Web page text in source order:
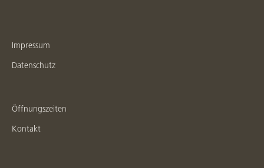
Impressum
Datenschutz
Öffnungszeiten
Kontakt